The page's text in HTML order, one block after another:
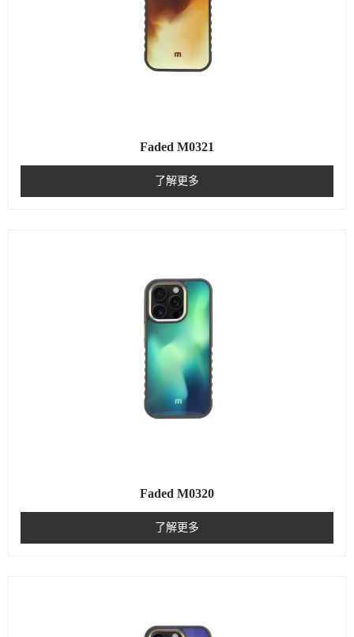
Faded M0321
了解更多
Faded M0320
了解更多